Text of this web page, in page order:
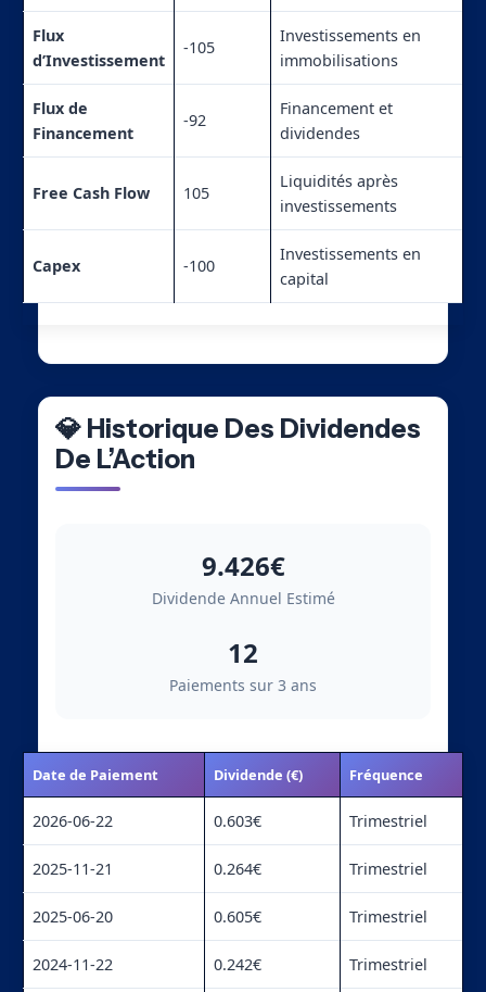
Flux
d’Investissement
-105
Investissements en
immobilisations
Flux de
Financement
-92
Financement et
dividendes
Free Cash Flow 105
Liquidités après
investissements
Capex -100
Investissements en
capital
💎 Historique Des Dividendes
De L’Action
9.426€
Dividende Annuel Estimé
12
Paiements sur 3 ans
Date de Paiement Dividende (€) Fréquence
2026-06-22 0.603€ Trimestriel
2025-11-21 0.264€ Trimestriel
2025-06-20 0.605€ Trimestriel
2024-11-22 0.242€ Trimestriel